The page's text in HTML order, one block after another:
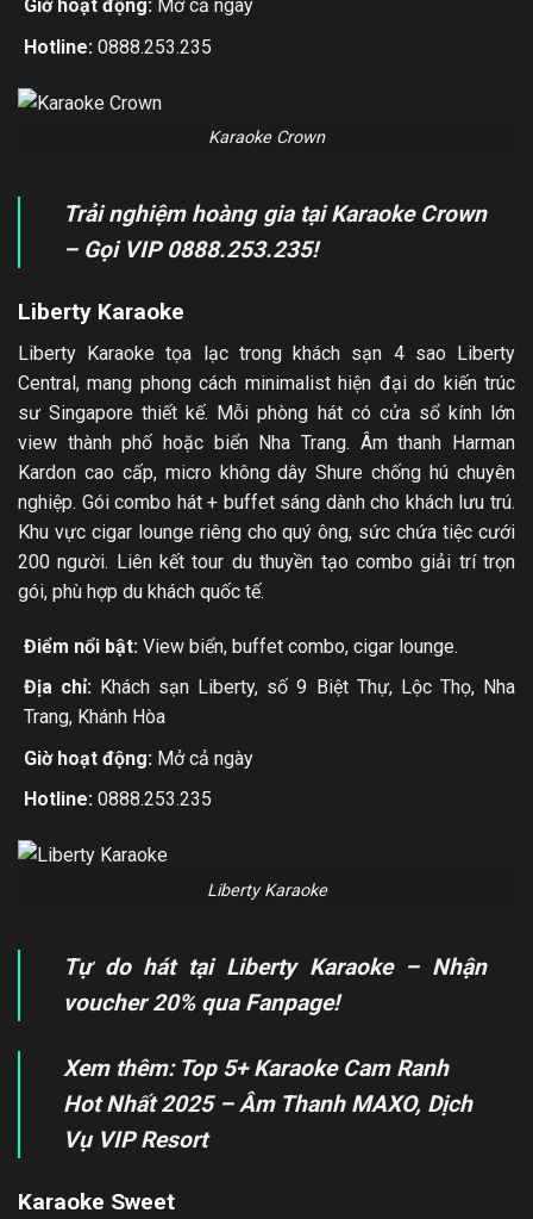
Giờ hoạt động:Mở cả ngày
Hotline: 0888.253.235
Karaoke Crown
Trải nghiệm hoàng gia tại Karaoke Crown
– Gọi VIP 0888.253.235!
Liberty Karaoke
Liberty Karaoke tọa lạc trong khách sạn 4 sao Liberty
Central, mang phong cách minimalist hiện đại do kiến trúc
sư Singapore thiết kế. Mỗi phòng hát có cửa sổ kính lớn
view thành phố hoặc biển Nha Trang. Âm thanh Harman
Kardon cao cấp, micro không dây Shure chống hú chuyên
nghiệp. Gói combo hát + buffet sáng dành cho khách lưu trú.
Khu vực cigar lounge riêng cho quý ông, sức chứa tiệc cưới
200 người. Liên kết tour du thuyền tạo combo giải trí trọn
gói, phù hợp du khách quốc tế.
Điểm nổi bật: View biển, buffet combo, cigar lounge.
Địa chỉ:Khách sạn Liberty, số 9 Biệt Thự, Lộc Thọ, Nha
Trang, Khánh Hòa
Giờ hoạt động: Mở cả ngày
Hotline:0888.253.235
Liberty Karaoke
Tự do hát tại Liberty Karaoke – Nhận
voucher 20% qua Fanpage!
Xem thêm: Top 5+Karaoke Cam Ranh
Hot Nhất 2025 – Âm Thanh MAXO, Dịch
Vụ VIP Resort
Karaoke Sweet